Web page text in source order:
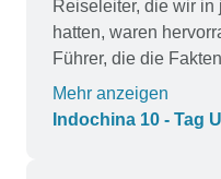
Reiseleiter, die wir
hatten, waren
Führer, die die
von uns besuchten
über hervorragende
Mehr anzeigen
Indochina 10 - Tag